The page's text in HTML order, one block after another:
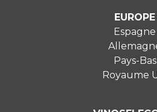
EUROPE
Espagne
Pays-Bas
Royaume